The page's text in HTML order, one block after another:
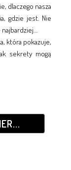
dlaczego nasza
gdzie jest. Nie
która pokazuje,
sekrety mogą